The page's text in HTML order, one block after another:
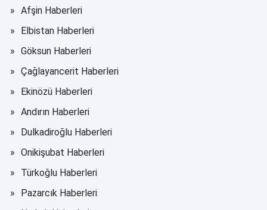
Afşin Haberleri
Elbistan Haberleri
Göksun Haberleri
Çağlayancerit Haberleri
Ekinözü Haberleri
Andırın Haberleri
Dulkadiroğlu Haberleri
Onikişubat Haberleri
Türkoğlu Haberleri
Pazarcık Haberleri